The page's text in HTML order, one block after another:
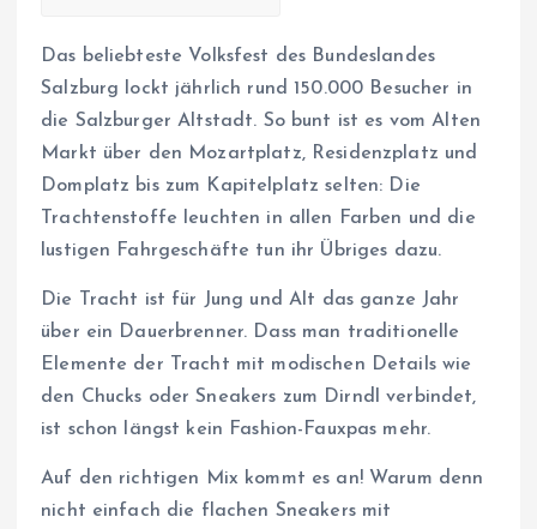
Das beliebteste Volksfest des Bundeslandes
Salzburg lockt jährlich rund 150.000 Besucher in
die Salzburger Altstadt. So bunt ist es vom Alten
Markt über den Mozartplatz, Residenzplatz und
Domplatz bis zum Kapitelplatz selten: Die
Trachtenstoffe leuchten in allen Farben und die
lustigen Fahrgeschäfte tun ihr Übriges dazu.
Die Tracht ist für Jung und Alt das ganze Jahr
über ein Dauerbrenner. Dass man traditionelle
Elemente der Tracht mit modischen Details wie
den Chucks oder Sneakers zum Dirndl verbindet,
ist schon längst kein Fashion-Fauxpas mehr.
Auf den richtigen Mix kommt es an! Warum denn
nicht einfach die flachen Sneakers mit